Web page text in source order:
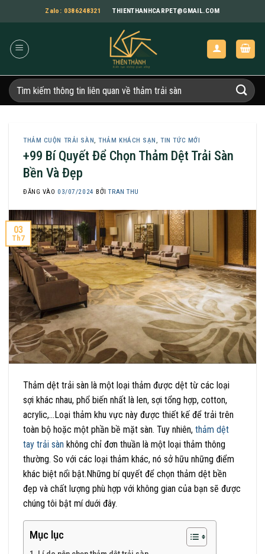
qua
dung
Zalo: 0386248321 THIENTHANHCARPET@GMAIL.COM
Tìm
kiếm:
THẢM CUỘN TRẢI SÀN,THẢM KHÁCH SẠN,TIN TỨC MỚI
+99 Bí Quyết Để Chọn Thảm Dệt Trải Sàn
Bền Và Đẹp
ĐĂNG VÀO 03/07/2024 BỞITRAN THU
03
Th7
Thảm dệt trải sàn là một loại thảm được dệt từ các loại
sợi khác nhau, phổ biến nhất là len, sợi tổng hợp, cotton,
acrylic,…Loại thảm khu vực này được thiết kế để trải trên
toàn bộ hoặc một phần bề mặt sàn. Tuy nhiên, thảm dệt
tay trải sàn không chỉ đơn thuần là một loại thảm thông
thường. So với các loại thảm khác, nó sở hữu những điểm
khác biệt nổi bật.Những bí quyết để chọn thảm dệt bền
đẹp và chất lượng phù hợp với không gian của bạn sẽ được
chúng tôi bật mí duới đây.
Mục lục